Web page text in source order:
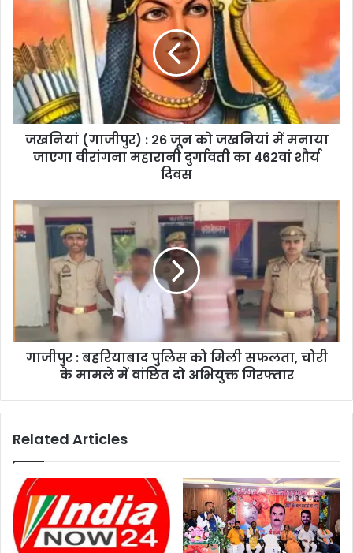
जखनियां (गाजीपुर) : 26 जून को जखनियां में मनाया
जाएगा वीरांगना महारानी दुर्गावती का 462वां शौर्य
दिवस
गाजीपुर : बहरियाबाद पुलिस को मिली सफलता, चोरी
के मामले में वांछित दो अभियुक्त गिरफ्तार
Related Articles